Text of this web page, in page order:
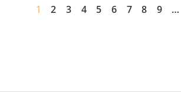
1 2 3 4 5 6 7 8 9 …